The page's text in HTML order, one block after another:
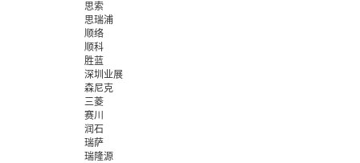
思索
思瑞浦
顺络
顺科
胜蓝
深圳业展
森尼克
三菱
赛川
润石
瑞萨
瑞隆源